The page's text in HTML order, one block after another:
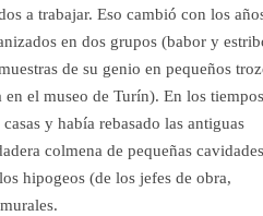
a trabajar. Eso cambió con los
en dos grupos (babor y
de su genio en pequeños
el museo de Turín). En los tiempos
y había rebasado las antiguas
colmena de pequeñas cavidades
hipogeos (de los jefes de obra,